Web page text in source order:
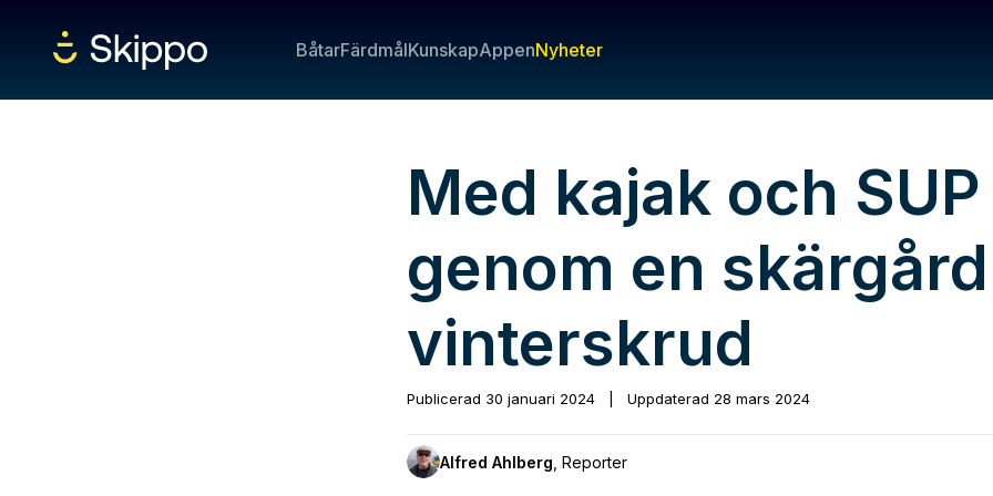
BåtarFärdmålKunskapAppenNyheter
Med kajak och SUP
genom en
vinterskrud
Publicerad 30 januari 2024 Uppdaterad 28 mars 2024
Alfred Ahlberg Reporter